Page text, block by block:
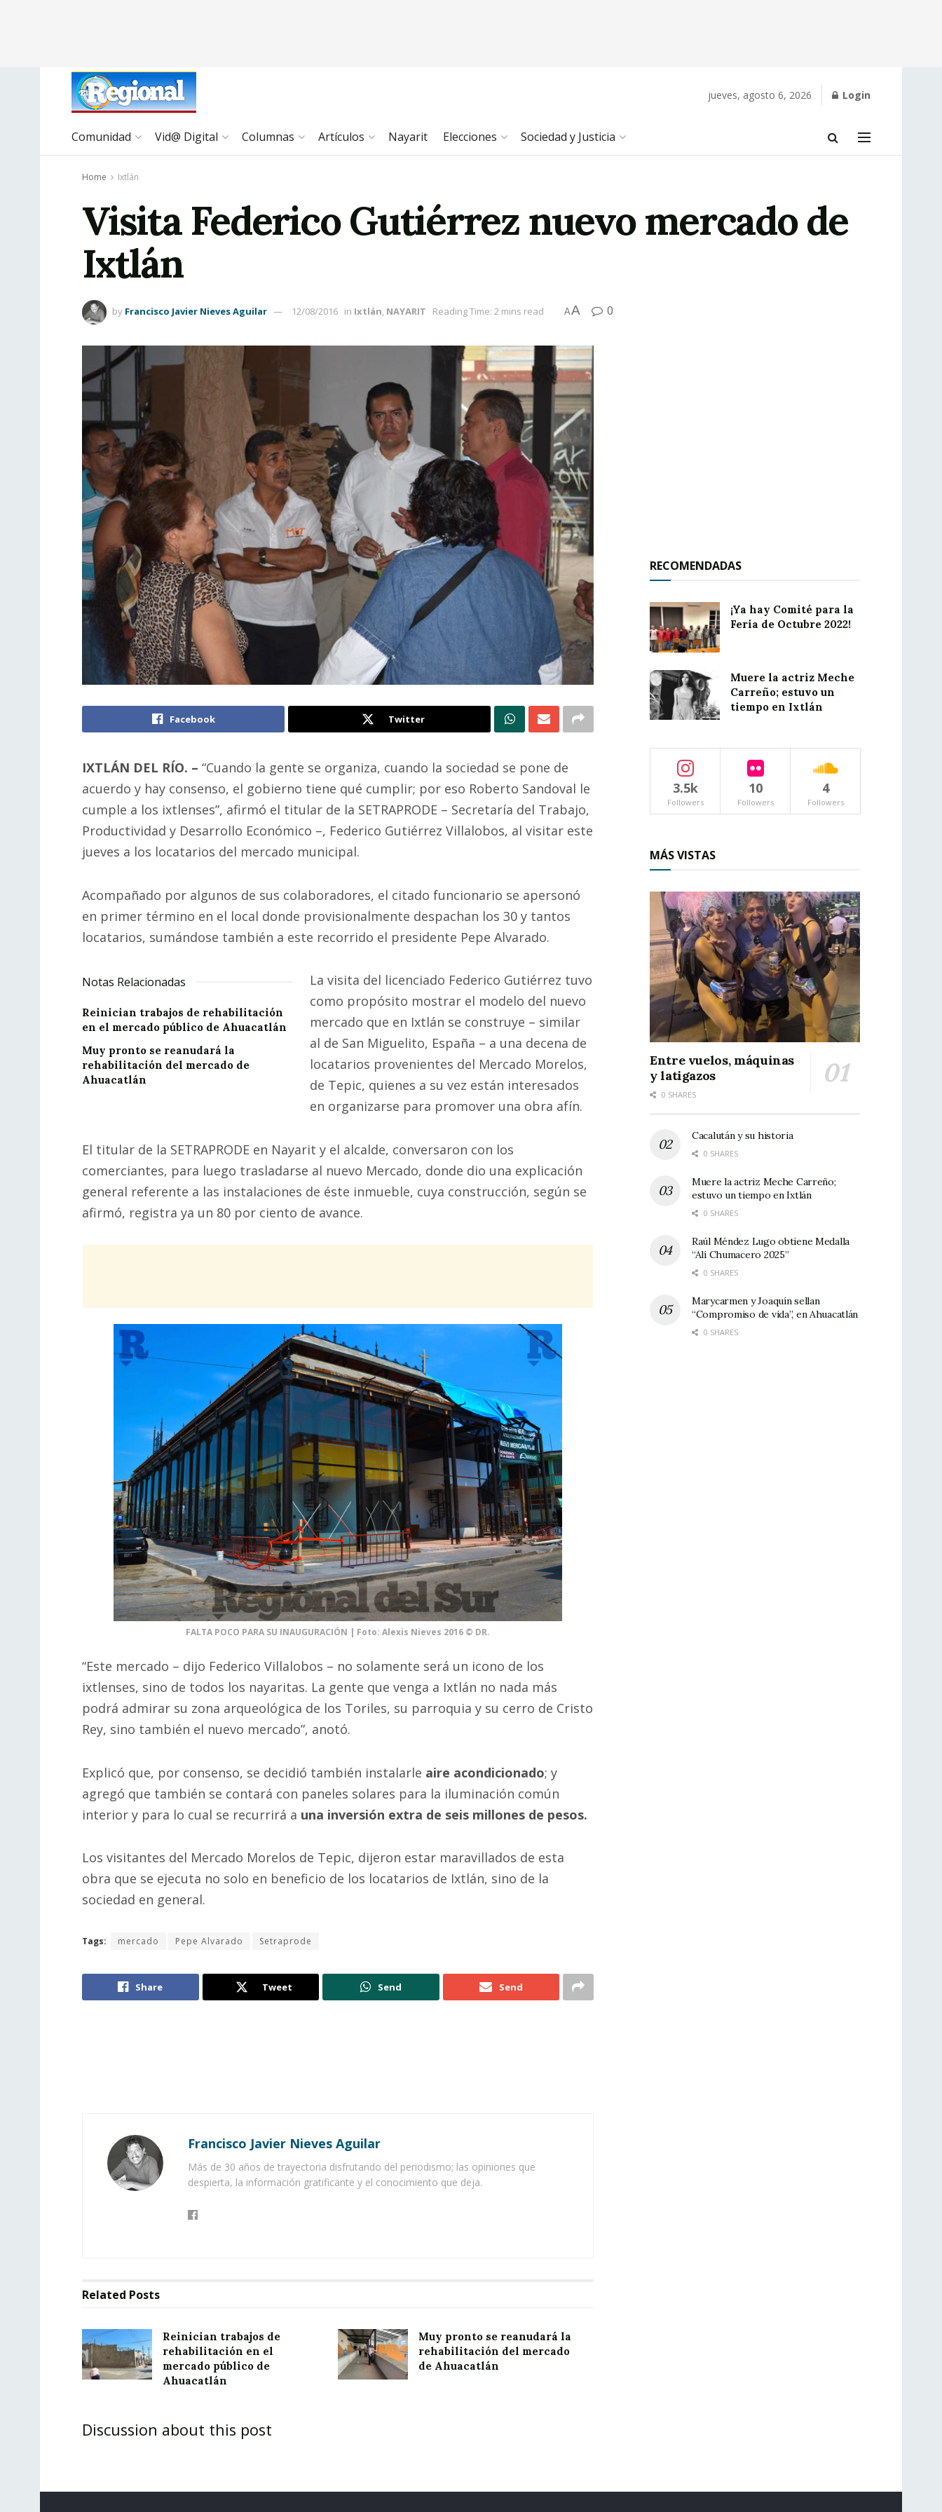
jueves, agosto 6, 2026 Login
Comunidad Vid@ Digital Columnas Artículos Nayarit Elecciones Sociedad y Justicia
Home Ixtlán
Visita Federico Gutiérrez nuevo mercado de
Ixtlán
by Francisco Javier Nieves Aguilar 12/08/2016 in Ixtlán, NAYARIT Reading Time: 2 mins read AA 0
Facebook Twitter
IXTLÁN DEL RÍO. – “Cuando la gente se organiza, cuando la sociedad se pone de
acuerdo y hay consenso, el gobierno tiene qué cumplir; por eso Roberto Sandoval le
cumple a los ixtlenses”, afirmó el titular de la SETRAPRODE – Secretaría del Trabajo,
Productividad y Desarrollo Económico –, Federico Gutiérrez Villalobos, al visitar este
jueves a los locatarios del mercado municipal.
Acompañado por algunos de sus colaboradores, el citado funcionario se apersonó
en primer término en el local donde provisionalmente despachan los 30 y tantos
locatarios, sumándose también a este recorrido el presidente Pepe Alvarado.
Notas Relacionadas
Reinician trabajos de rehabilitación
en el mercado público de Ahuacatlán
Muy pronto se reanudará la
rehabilitación del mercado de
Ahuacatlán
La visita del licenciado Federico Gutiérrez tuvo
como propósito mostrar el modelo del nuevo
mercado que en Ixtlán se construye – similar
al de San Miguelito, España – a una decena de
locatarios provenientes del Mercado Morelos,
de Tepic, quienes a su vez están interesados
en organizarse para promover una obra afín.
El titular de la SETRAPRODE en Nayarit y el alcalde, conversaron con los
comerciantes, para luego trasladarse al nuevo Mercado, donde dio una explicación
general referente a las instalaciones de éste inmueble, cuya construcción, según se
afirmó, registra ya un 80 por ciento de avance.
FALTA POCO PARA SU INAUGURACIÓN | Foto: Alexis Nieves 2016 © DR.
“Este mercado – dijo Federico Villalobos – no solamente será un icono de los
ixtlenses, sino de todos los nayaritas. La gente que venga a Ixtlán no nada más
podrá admirar su zona arqueológica de los Toriles, su parroquia y su cerro de Cristo
Rey, sino también el nuevo mercado”, anotó.
Explicó que, por consenso, se decidió también instalarle aire acondicionado; y
agregó que también se contará con paneles solares para la iluminación común
interior y para lo cual se recurrirá a una inversión extra de seis millones de pesos.
Los visitantes del Mercado Morelos de Tepic, dijeron estar maravillados de esta
obra que se ejecuta no solo en beneficio de los locatarios de Ixtlán, sino de la
sociedad en general.
Tags: mercado Pepe Alvarado Setraprode
Share Tweet Send Send
Francisco Javier Nieves Aguilar
Más de 30 años de trayectoria disfrutando del periodismo; las opiniones que
despierta, la información gratificante y el conocimiento que deja.
Related Posts
Reinician trabajos de
rehabilitación en el
mercado público de
Ahuacatlán
Muy pronto se reanudará la
rehabilitación del mercado
de Ahuacatlán
Discussion about this post
RECOMENDADAS
¡Ya hay Comité para la
Feria de Octubre 2022!
Muere la actriz Meche
Carreño; estuvo un
tiempo en Ixtlán
3.5k
Followers
10
Followers
4
Followers
MÁS VISTAS
Entre vuelos, máquinas
y latigazos
0 SHARES
Cacalután y su historia
0 SHARES
Muere la actriz Meche Carreño;
estuvo un tiempo en Ixtlán
0 SHARES
Raúl Méndez Lugo obtiene Medalla
“Alí Chumacero 2025”
0 SHARES
Marycarmen y Joaquín sellan
“Compromiso de vida”, en Ahuacatlán
0 SHARES